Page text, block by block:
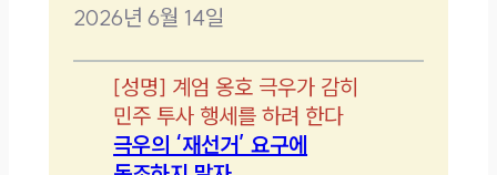
2026년 6월 14일
[성명] 계엄 옹호 극우가 감히
민주 투사 행세를 하려 한다
극우의 ‘재선거’ 요구에